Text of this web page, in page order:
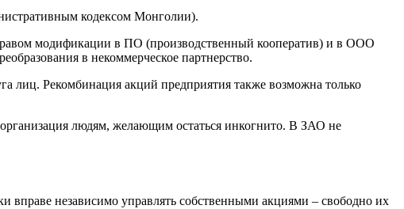
кодексом Монголии).
модификации в ПО (производственный кооператив) и в ООО
в некоммерческое партнерство.
лиц. Рекомбинация акций предприятия также возможна только
людям, желающим остаться инкогнито. В ЗАО не
независимо управлять собственными акциями – свободно их